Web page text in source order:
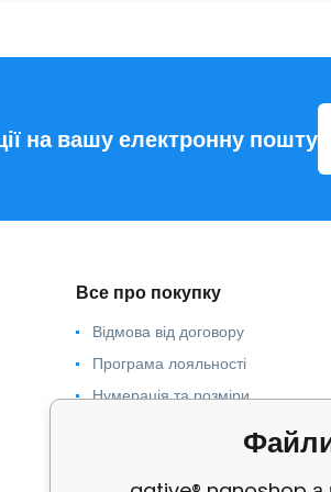
на вашу електронну пошту
Все про покупку
Відмова від договору
Програма лояльності
Нумерація та розміри